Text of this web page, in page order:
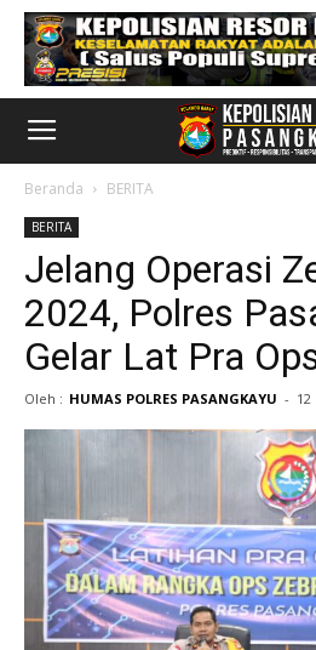
Beranda BERITA
BERITA
Jelang Operasi
2024, Polres
Gelar Lat Pra
Oleh : HUMAS POLRES PASANGKAYU -